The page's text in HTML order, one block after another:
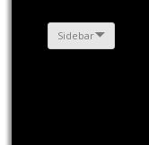
Sidebar